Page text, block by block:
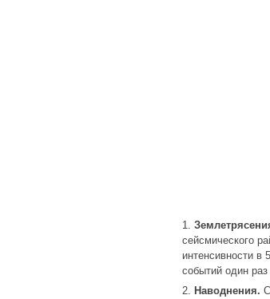
сейсмического
интенсивности в
событий один раз
Наводнения.